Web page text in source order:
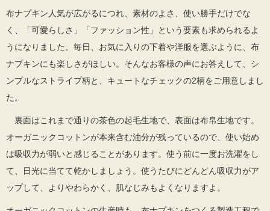
布ナプキン人気が広がるにつれ、素材のよさ、使い勝手だけでな
く、「可愛らしさ」「ファッション性」という要素も求められるよ
うになりました。毎日、お気に入りの下着や洋服を選ぶように、布
ナプキンにも楽しさがほしい。そんなお客様の声にお答えして、シ
ンプルなストライプ柄と、キュートなチェックの2柄をご用意しまし
た。
裏面はこれまで通りの茶色の起毛生地で、表面は布帛生地です。
オーガニックコットンが本来含む油分が残っているので、使い始め
は吸収力が弱いと感じることがあります。使う前に一度お洗濯をし
て、日光に当てて乾かしましょう。使うたびにどんどん吸収力がア
ップして、よりやわらかく、肌なじみもよくなりますよ。